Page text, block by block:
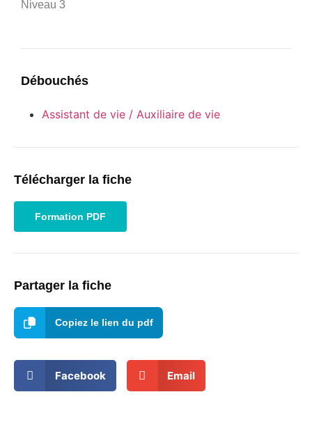
Niveau 3
Débouchés
Assistant de vie / Auxiliaire de vie
Télécharger la fiche
Formation PDF
Partager la fiche
Copiez le lien du pdf
Facebook Email